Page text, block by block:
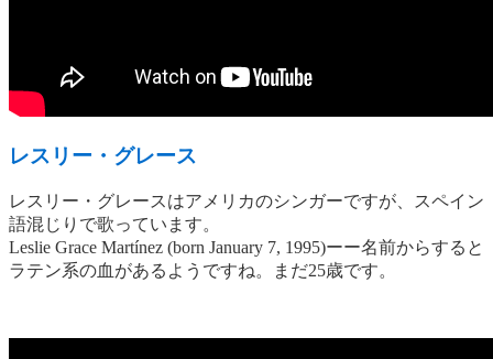
レスリー・グレース
レスリー・グレースはアメリカのシンガーですが、スペイン
語混じりで歌っています。
Leslie Grace Martínez (born January 7, 1995)ーー名前からすると
ラテン系の血があるようですね。まだ25歳です。